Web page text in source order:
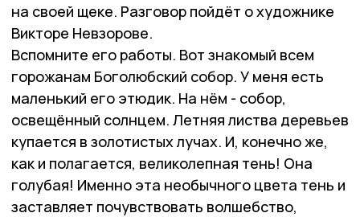
на своей щеке. Разговор пойдёт о художнике
Викторе Невзорове.
Вспомните его работы. Вот знакомый всем
горожанам Боголюбский собор. У меня есть
маленький его этюдик. На нём - собор,
освещённый солнцем. Летняя листва деревьев
купается в золотистых лучах. И, конечно же,
как и полагается, великолепная тень! Она
голубая! Именно эта необычного цвета тень и
заставляет почувствовать волшебство,